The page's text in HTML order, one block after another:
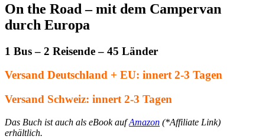
On the Road – mit dem Campervan
durch Europa
1 Bus – 2 Reisende – 45 Länder
Versand Deutschland + EU: innert 2-3 Tagen
Versand Schweiz: innert 2-3 Tagen
Das Buch ist auch als eBook aufAmazon (*Affiliate Link)
erhältlich.